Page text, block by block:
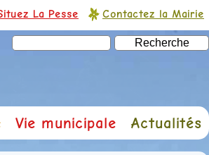
La Pesse Contactez la Mairie
Vie municipale Actualités